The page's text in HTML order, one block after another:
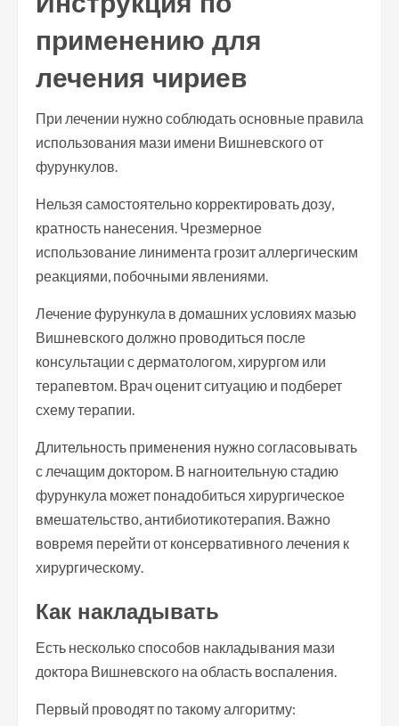
применению для
лечения чириев
При лечении нужно соблюдать основные правила
использования мази имени Вишневского от
фурункулов.
Нельзя самостоятельно корректировать дозу,
кратность нанесения. Чрезмерное
использование линимента грозит аллергическим
реакциями, побочными явлениями.
Лечение фурункула в домашних условиях мазью
Вишневского должно проводиться после
консультации с дерматологом, хирургом или
терапевтом. Врач оценит ситуацию и подберет
схему терапии.
Длительность применения нужно согласовывать
с лечащим доктором. В нагноительную стадию
фурункула может понадобиться хирургическое
вмешательство, антибиотикотерапия. Важно
вовремя перейти от консервативного лечения к
хирургическому.
Как накладывать
Есть несколько способов накладывания мази
доктора Вишневского на область воспаления.
Первый проводят по такому алгоритму: